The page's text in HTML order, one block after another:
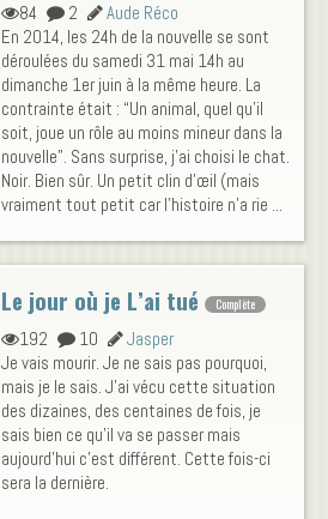
84 2
Aude Réco
En 2014, les 24h de la nouvelle se sont
déroulées du samedi 31 mai 14h au
dimanche 1er juin à la même heure. La
contrainte était : “Un animal, quel qu’il
soit, joue un rôle au moins mineur dans la
nouvelle”. Sans surprise, j’ai choisi le chat.
Noir. Bien sûr. Un petit clin d’œil (mais
vraiment tout petit car l’histoire n’a rie ...
Le jour où je L’ai tué Complète
192 10
Jasper
Je vais mourir. Je ne sais pas pourquoi,
mais je le sais. J'ai vécu cette situation
des dizaines, des centaines de fois, je
sais bien ce qu'il va se passer mais
aujourd'hui c'est différent. Cette fois-ci
sera la dernière.